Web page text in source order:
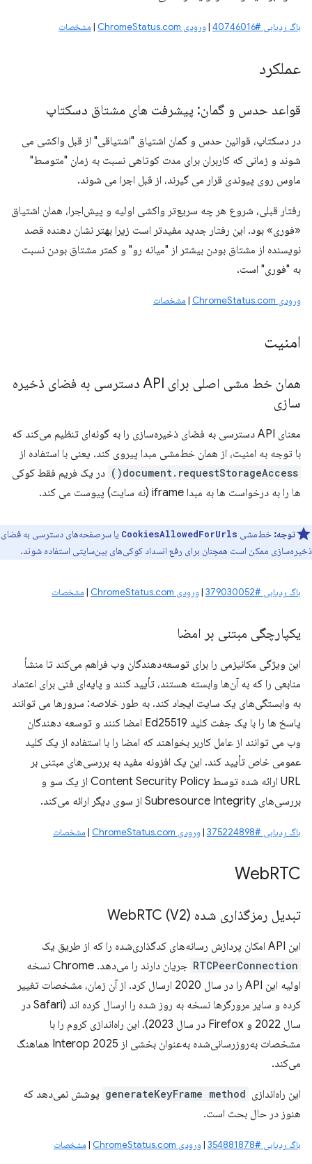
باگ ردیابی #40746016 |ورودی ChromeStatus.com | مشخصات
عملکرد
قواعد حدس و گمان: پیشرفت های مشتاق دسکتاپ
در دسکتاپ، قوانین حدس و گمان اشتیاق "اشتیاقی" از قبل واکشی می
شوند و زمانی که کاربران برای مدت کوتاهی نسبت به زمان "متوسط"
ماوس روی پیوندی قرار می گیرند، از قبل اجرا می شوند.
رفتار قبلی، شروع هر چه سریع‌تر واکشی اولیه و پیش‌اجرا، همان اشتیاق
«فوری» بود. این رفتار جدید مفیدتر است زیرا بهتر نشان دهنده قصد
نویسنده از مشتاق بودن بیشتر از "میانه رو" و کمتر مشتاق بودن نسبت
به "فوری" است.
ورودی ChromeStatus.com | مشخصات
امنیت
همان خط مشی اصلی برای API دسترسی به فضای ذخیره
سازی
معنای API دسترسی به فضای ذخیره‌سازی را به گونه‌ای تنظیم می‌کند که
با توجه به امنیت، از همان خط‌مشی مبدا پیروی کند. یعنی با استفاده از
document.requestStorageAccess()
در یک فریم فقط کوکی
ها را به درخواست ها به مبدا iframe (نه سایت) پیوست می کند.
توجه: خط‌مشی CookiesAllowedForUrls یا سرصفحه‌های دسترسی به فضای
ذخیره‌سازی ممکن است همچنان برای رفع انسداد کوکی‌های بین‌سایتی استفاده شوند.
باگ ردیابی #379030052 |ورودی ChromeStatus.com | مشخصات
یکپارچگی مبتنی بر امضا
این ویژگی مکانیزمی را برای توسعه‌دهندگان وب فراهم می‌کند تا منشأ
منابعی را که به آن‌ها وابسته هستند، تأیید کنند و پایه‌ای فنی برای اعتماد
به وابستگی‌های یک سایت ایجاد کند. به طور خلاصه: سرورها می توانند
پاسخ ها را با یک جفت کلید Ed25519 امضا کنند و توسعه دهندگان
وب می توانند از عامل کاربر بخواهند که امضا را با استفاده از یک کلید
عمومی خاص تأیید کند. این یک افزونه مفید به بررسی‌های مبتنی بر
URL ارائه شده توسط Content Security Policy از یک سو و
بررسی‌های Subresource Integrity از سوی دیگر ارائه می‌کند.
باگ ردیابی #375224898 |ورودی ChromeStatus.com | مشخصات
WebRTC
تبدیل رمزگذاری شده Web RTC (V2)
این API امکان پردازش رسانه‌های کدگذاری‌شده را که از طریق یک
RTCPeerConnection
جریان دارند را می‌دهد. Chrome نسخه
اولیه این API را در سال 2020 ارسال کرد. از آن زمان، مشخصات تغییر
کرده و سایر مرورگرها نسخه به روز شده را ارسال کرده اند (Safari در
سال 2022 و Firefox در سال 2023). این راه‌اندازی کروم را با
مشخصات به‌روزرسانی‌شده به‌عنوان بخشی از Interop 2025 هماهنگ
می‌کند.
این راه‌اندازی generateKeyFrame method پوشش نمی‌دهد که
هنوز در حال بحث است.
باگ ردیابی #354881878 |ورودی ChromeStatus.com | مشخصات